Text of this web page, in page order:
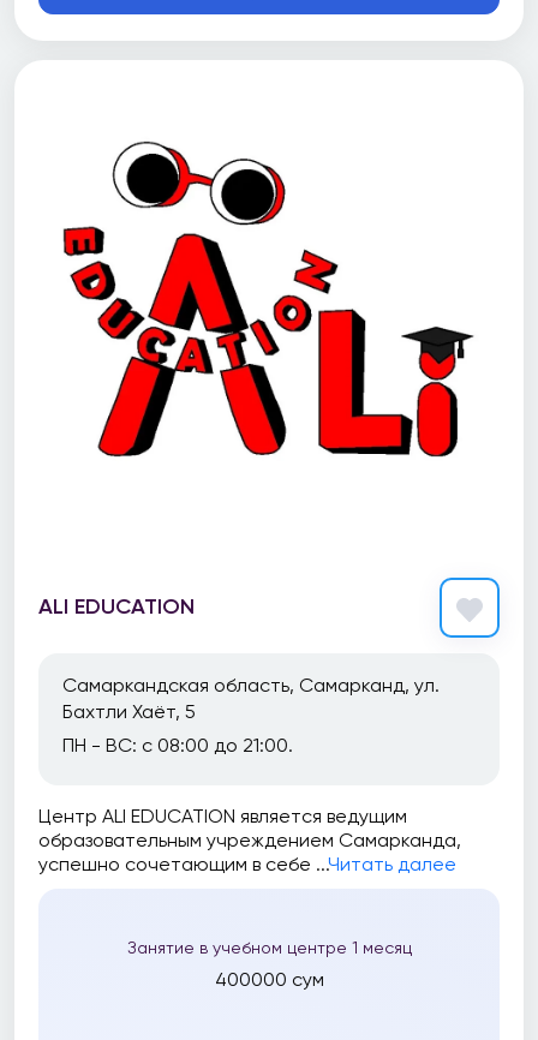
ALI EDUCATION
Самаркандская область, Самарканд, ул.
Бахтли Хаёт, 5
ПН - ВС: с 08:00 до 21:00.
Центр ALI EDUCATION является ведущим
образовательным учреждением Самарканда,
успешно сочетающим в себе ...Читать далее
Занятие в учебном центре 1 месяц
400000 сум